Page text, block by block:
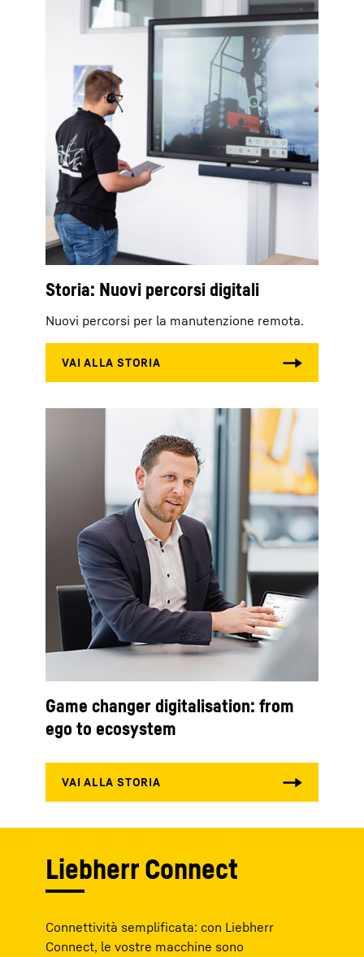
Storia: Nuovi percorsi digitali
Nuovi percorsi per la manutenzione remota.
Game changer digitalisation: from
ego to ecosystem
Liebherr Connect
Connettività semplificata: con Liebherr
Connect, le vostre macchine sono